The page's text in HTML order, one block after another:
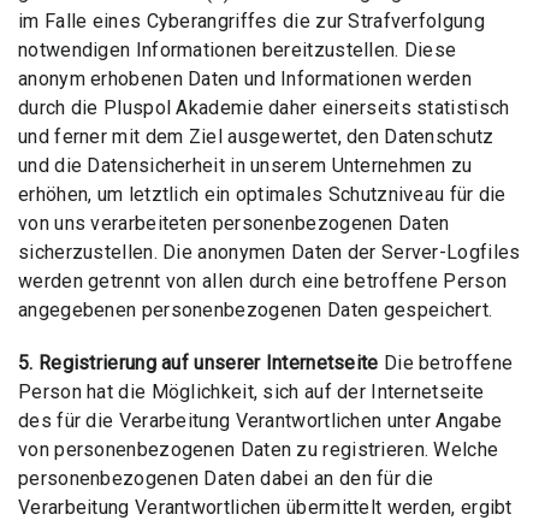
im Falle eines Cyberangriffes die zur Strafverfolgung
notwendigen Informationen bereitzustellen. Diese
anonym erhobenen Daten und Informationen werden
durch die Pluspol Akademie daher einerseits statistisch
und ferner mit dem Ziel ausgewertet, den Datenschutz
und die Datensicherheit in unserem Unternehmen zu
erhöhen, um letztlich ein optimales Schutzniveau für die
von uns verarbeiteten personenbezogenen Daten
sicherzustellen. Die anonymen Daten der Server-Logfiles
werden getrennt von allen durch eine betroffene Person
angegebenen personenbezogenen Daten gespeichert.
5. Registrierung auf unserer Internetseite Die betroffene
Person hat die Möglichkeit, sich auf der Internetseite
des für die Verarbeitung Verantwortlichen unter Angabe
von personenbezogenen Daten zu registrieren. Welche
personenbezogenen Daten dabei an den für die
Verarbeitung Verantwortlichen übermittelt werden, ergibt